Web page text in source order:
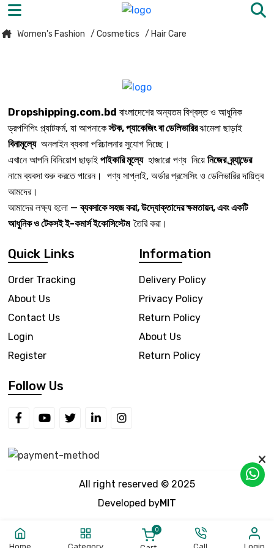
Women's Fashion / Cosmetics / Hair Care
Dropshipping.com.bd বাংলাদেশের অন্যতম বিশ্বস্ত ও আধুনিক
ড্রপশিপিং প্ল্যাটফর্ম, যা আপনাকেস্টক, প্যাকেজিং বা ডেলিভারিরঝামেলা ছাড়াই
বিনামূল্যেঅনলাইন ব্যবসা পরিচালনার সুযোগ দিচ্ছে।
এখানে আপনি বিনিয়োগ ছাড়াই পাইকারি মূল্যেহাজারো পণ্য নিয়ে নিজের ব্র্যান্ডের
নামে ব্যবসা শুরু করতে পারেন। পণ্য সাপ্লাই, অর্ডার প্রসেসিং ও ডেলিভারির দায়িত্ব
আমদের।
আমাদের লক্ষ্য হলো —ব্যবসাকে সহজ করা, উদ্যোক্তাদের ক্ষমতায়ন, এবং একটি
আধুনিক ও টেকসই ই-কমার্স ইকোসিস্টেম তৈরি করা।
Quick Links
Order Tracking
About Us
Contact Us
Login
Register
Information
Delivery Policy
Privacy Policy
Return Policy
About Us
Return Policy
Follow Us
All right reserved © 2025
Developed byMIT
0